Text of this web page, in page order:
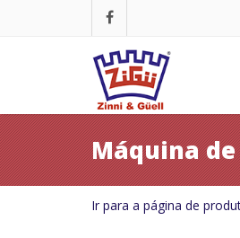
Máquina de
Ir para a página de